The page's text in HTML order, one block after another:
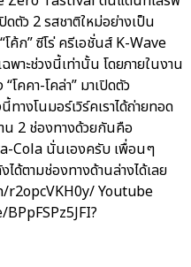
ดตัว 2 รสชาติใหม่อย่างเป็น
โค้ก” ซีโร่ ครีเอชั่นส์ K-Wave
าะช่วงนี้เท่านั้น โดยภายในงาน
คคา-โคล่า” มาเปิดตัว
งโนมอร์เวิร์คเราได้ถ่ายทอด
น 2 ช่องทางด้วยกันคือ
Cola นั่นเองครับ เพื่อนๆ
ด้ตามช่องทางด้านล่างได้เลย
r2opcVKH0y/ Youtube